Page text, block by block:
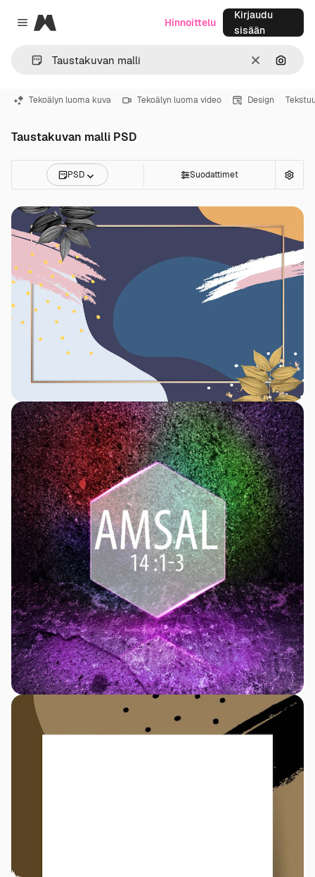
Close menu
Magnific
SelkeäHae
Hinnoittelu
Kirjaudu
sisään
Tekoälyn luoma kuva Tekoälyn luoma video Design
Taustakuvan malli PSD
PSD Suodattimet